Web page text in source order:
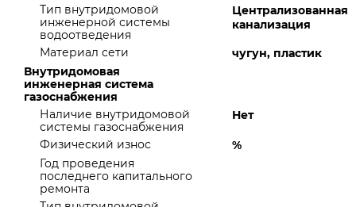
Тип внутридомовой
инженерной системы
водоотведения
Централизованная
канализация
Материал сети
чугун, пластик
Внутридомовая
инженерная система
газоснабжения
Наличие внутридомовой
системы газоснабжения
Нет
Физический износ
%
Год проведения
последнего капитального
ремонта